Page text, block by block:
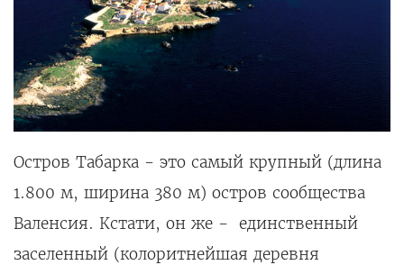
Остров Табарка - это самый крупный (длина
1.800 м, ширина 380 м) остров сообщества
Валенсия. Кстати, он же - единственный
заселенный (колоритнейшая деревня